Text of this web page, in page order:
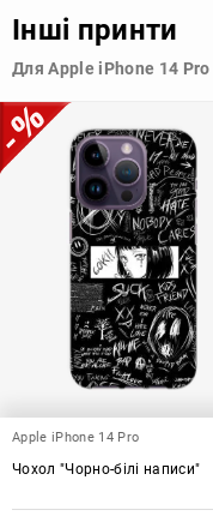
Узагалі, чохол для
допомагає захистити ваш
Інші принти
Для Apple iPhone 14 Pro
Apple iPhone 14 Pro
Чохол "Чорно-білі написи"